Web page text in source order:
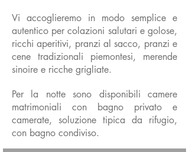
Vi accoglieremo in modo semplice e
autentico per colazioni salutari e golose,
ricchi aperitivi, pranzi al sacco, pranzi e
cene tradizionali piemontesi, merende
sinoire e ricche grigliate.
Per la notte sono disponibili camere
matrimoniali con bagno privato e
camerate, soluzione tipica da rifugio,
con bagno condiviso.